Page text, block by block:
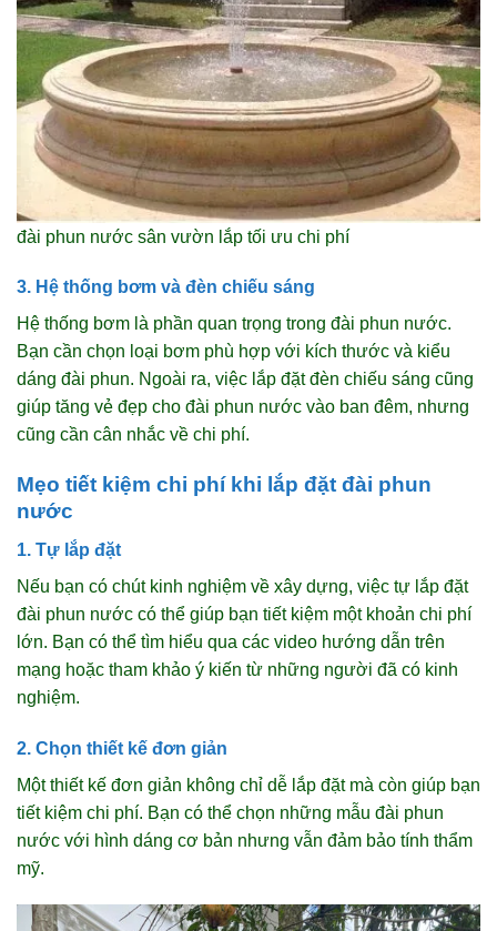
đài phun nước sân vườn lắp tối ưu chi phí
3. Hệ thống bơm và đèn chiếu sáng
Hệ thống bơm là phần quan trọng trong đài phun nước.
Bạn cần chọn loại bơm phù hợp với kích thước và kiểu
dáng đài phun. Ngoài ra, việc lắp đặt đèn chiếu sáng cũng
giúp tăng vẻ đẹp cho đài phun nước vào ban đêm, nhưng
cũng cần cân nhắc về chi phí.
Mẹo tiết kiệm chi phí khi lắp đặt đài phun
nước
1. Tự lắp đặt
Nếu bạn có chút kinh nghiệm về xây dựng, việc tự lắp đặt
đài phun nước có thể giúp bạn tiết kiệm một khoản chi phí
lớn. Bạn có thể tìm hiểu qua các video hướng dẫn trên
mạng hoặc tham khảo ý kiến từ những người đã có kinh
nghiệm.
2. Chọn thiết kế đơn giản
Một thiết kế đơn giản không chỉ dễ lắp đặt mà còn giúp bạn
tiết kiệm chi phí. Bạn có thể chọn những mẫu đài phun
nước với hình dáng cơ bản nhưng vẫn đảm bảo tính thẩm
mỹ.